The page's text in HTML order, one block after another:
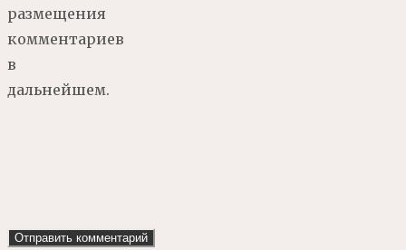
размещения
комментариев
в
дальнейшем.